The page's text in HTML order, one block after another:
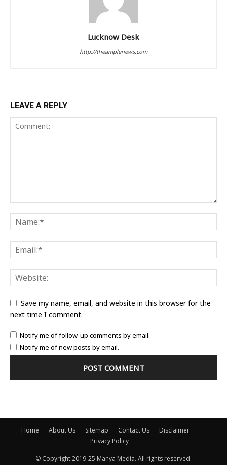
Lucknow Desk
http://theamplenews.com
LEAVE A REPLY
Save my name, email, and website in this browser for the
next time I comment.
Notify me of follow-up comments by email.
Notify me of new posts by email.
Home About Us Sitemap Contact Us
Disclaimer
Privacy Policy
© Copyright 2019-25 Manya Media. All rights reserved.